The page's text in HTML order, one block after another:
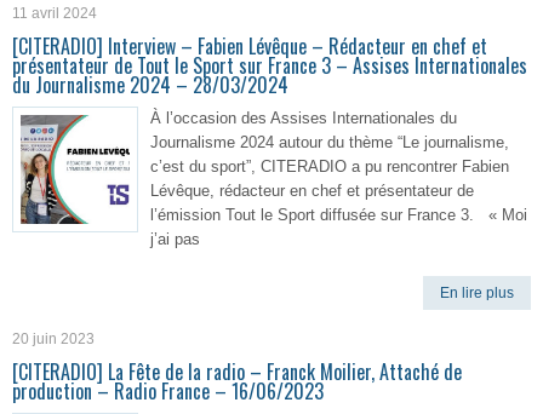
11 avril 2024
[CITERADIO] Interview – Fabien Lévêque – Rédacteur en chef et
présentateur de Tout le Sport sur France 3 – Assises Internationales
du Journalisme 2024 – 28/03/2024
À l’occasion des Assises Internationales du
Journalisme 2024 autour du thème “Le journalisme,
c’est du sport”, CITERADIO a pu rencontrer Fabien
Lévêque, rédacteur en chef et présentateur de
l’émission Tout le Sport diffusée sur France 3. « Moi
j’ai pas
En lire plus
20 juin 2023
[CITERADIO] La Fête de la radio – Franck Moilier, Attaché de
production – Radio France – 16/06/2023